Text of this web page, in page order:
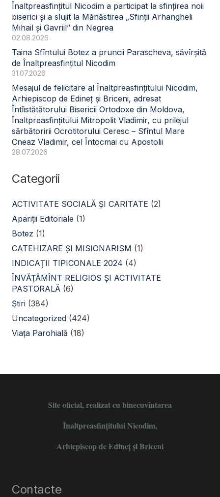
Înaltpreasfințitul Nicodim a participat la sfințirea noii
biserici și a slujit la Mănăstirea „Sfinții Arhangheli
Mihail și Gavriil” din Negrea
02.08.2026
Taina Sfîntului Botez a pruncii Parascheva, săvîrșită
de Înaltpreasfințitul Nicodim
31.07.2026
Mesajul de felicitare al Înaltpreasfințitului Nicodim,
Arhiepiscop de Edineț și Briceni, adresat
Întîistătătorului Bisericii Ortodoxe din Moldova,
Înaltpreasfințitului Mitropolit Vladimir, cu prilejul
sărbătoririi Ocrotitorului Ceresc – Sfîntul Mare
Cneaz Vladimir, cel Întocmai cu Apostolii
28.07.2026
Categorii
ACTIVITATE SOCIALĂ ŞI CARITATE (2)
Apariții Editoriale (1)
Botez (1)
CATEHIZARE ŞI MISIONARISM (1)
INDICAȚII TIPICONALE 2024 (4)
ÎNVĂŢĂMÎNT RELIGIOS ŞI ACTIVITATE
PASTORALĂ (6)
Știri (384)
Uncategorized (424)
Viața Parohială (18)
Site oficial, realizat cu binecuvîntarea
Înaltpreasfințitului Nicodim,
Arhiepiscop de Edineţ şi Briceni
Contacte